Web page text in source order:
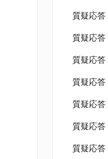
質疑応答
質疑応答
質疑応答
質疑応答
質疑応答